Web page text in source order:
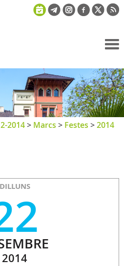
2014> Marcs > Festes >2014
DILLUNS
2014